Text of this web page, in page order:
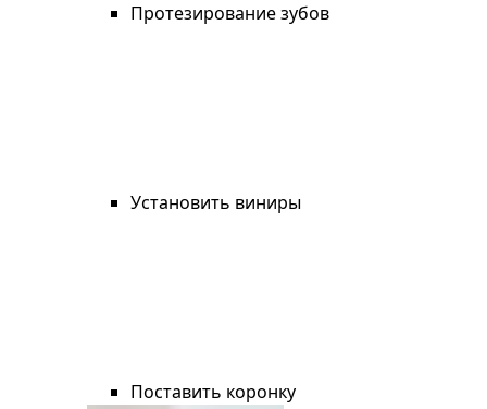
Протезирование зубов
Установить виниры
Поставить коронку